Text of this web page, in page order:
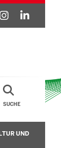
SUCHE
UND